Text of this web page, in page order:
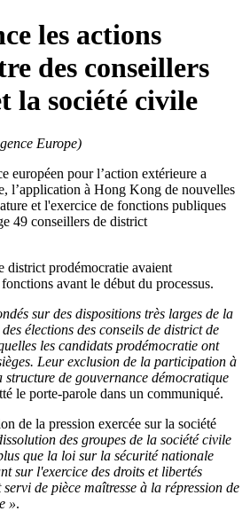
les actions
des conseillers
la société civile
Europe)
européen pour l’action extérieure a
l’application à Hong Kong de nouvelles
et l'exercice de fonctions publiques
49 conseillers de district
district prodémocratie avaient
avant le début du processus.
sur des dispositions très larges de la
élections des conseils de district de
les candidats prodémocratie ont
Leur exclusion de la participation à
de gouvernance démocratique
le porte-parole dans un communiqué.
de la pression exercée sur la société
des groupes de la société civile
que la loi sur la sécurité nationale
sur l'exercice des droits et libertés
de pièce maîtresse à la répression de
».